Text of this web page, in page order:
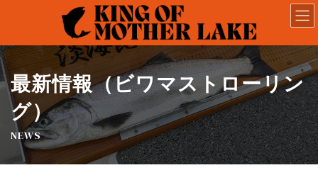
ン
ツ
へ
ス
ー
シ
ョ
ン最新情報（ビワマストローリン
グ）
NEWS